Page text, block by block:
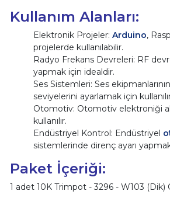
Kullanım Alanları:
Elektronik Projeler: Arduino,
projelerde kullanılabilir.
Radyo Frekans Devreleri: RF
yapmak için idealdir.
Ses Sistemleri: Ses
seviyelerini ayarlamak için
Otomotiv: Otomotiv elektroniği
kullanılır.
Endüstriyel Kontrol: Endüstriyel
sistemlerinde direnç ayarı
Paket İçeriği:
1 adet 10K Trimpot - 3296 - W103 (Dik)